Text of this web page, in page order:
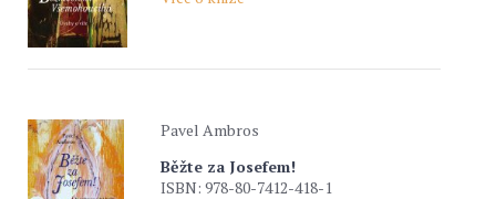
Pavel Ambros
Běžte za Josefem!
ISBN: 978-80-7412-418-1